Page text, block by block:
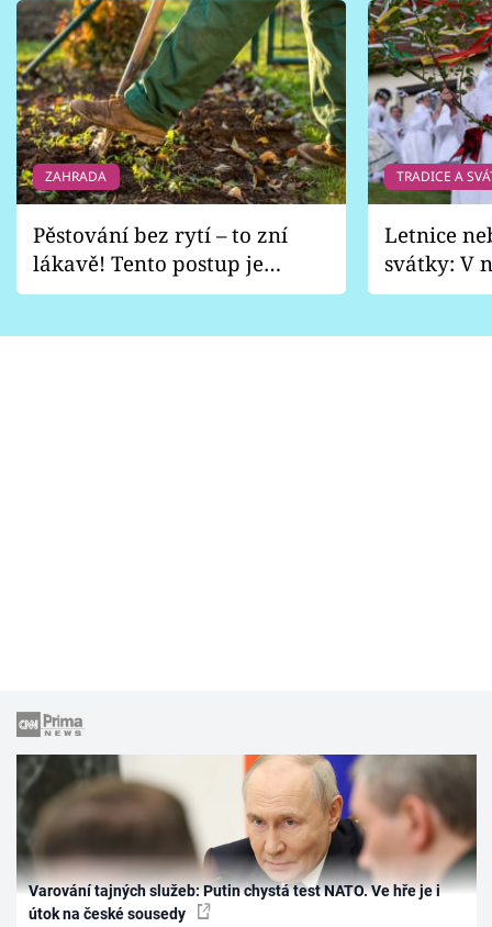
ZAHRADA
Pěstování bez rytí – to zní
lákavě! Tento postup je
vhodný jen pro některé
TRADICE A
Letnice
svátky: V
pondělí
Varování tajných služeb: Putin chystá test NATO. Ve hře je i
útok na české sousedy